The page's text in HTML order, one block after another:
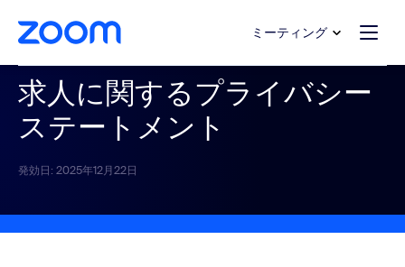
テンツへスキップ
ットへスキップ ミーティング
求人に関するプライバシー
ステートメント
発効日: 2025年12月22日